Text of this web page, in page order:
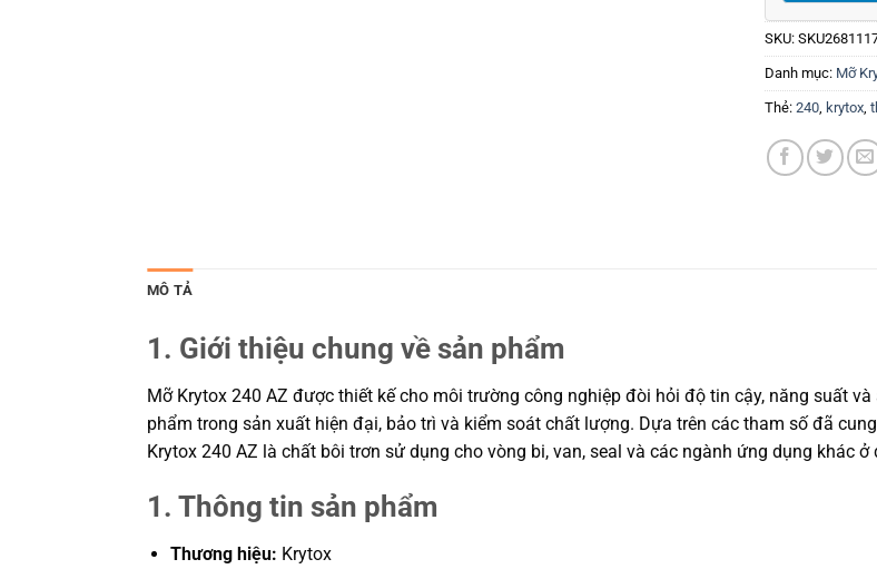
SKU:
Danh mục: Mỡ
Thẻ: 240, krytox,
MÔ TẢ
1. Giới thiệu chung về sản phẩm
Mỡ Krytox 240 AZ được thiết kế cho môi trường công nghiệp đòi hỏi độ tin cậy, năng suất
phẩm trong sản xuất hiện đại, bảo trì và kiểm soát chất lượng. Dựa trên các tham số đã
Krytox 240 AZ là chất bôi trơn sử dụng cho vòng bi, van, seal và các ngành ứng dụng khác ở
1. Thông tin sản phẩm
Thương hiệu: Krytox